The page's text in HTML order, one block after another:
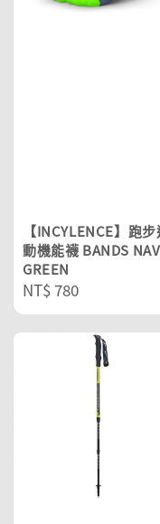
【INCYLENCE】跑
動機能襪 BANDS
GREEN
Regular
price
NT$ 780